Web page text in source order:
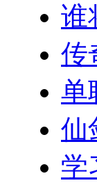
谁
传
单
仙
学